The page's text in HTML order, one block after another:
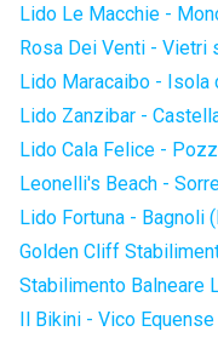
Lido Le Macchie -
Rosa Dei Venti - Vietri
Lido Maracaibo - Isola
Lido Zanzibar -
Lido Cala Felice -
Leonelli's Beach -
Lido Fortuna - Bagnoli
Golden Cliff
Stabilimento Balneare
Il Bikini - Vico Equense